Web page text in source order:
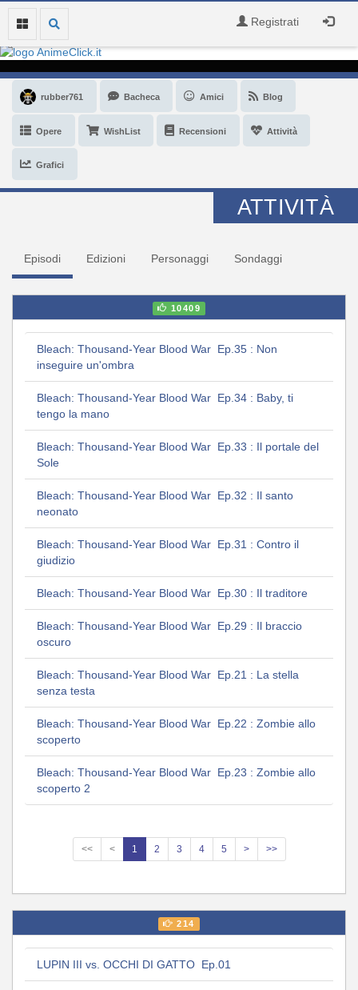
Registrati
rubber761 Bacheca Amici Blog
Opere WishList Recensioni Attività
Grafici
ATTIVITÀ
Episodi Edizioni Personaggi Sondaggi
10409
Bleach: Thousand-Year Blood War Ep.35 : Non
inseguire un'ombra
Bleach: Thousand-Year Blood War Ep.34 : Baby, ti
tengo la mano
Bleach: Thousand-Year Blood War Ep.33 : Il portale del
Sole
Bleach: Thousand-Year Blood War Ep.32 : Il santo
neonato
Bleach: Thousand-Year Blood War Ep.31 : Contro il
giudizio
Bleach: Thousand-Year Blood War Ep.30 : Il traditore
Bleach: Thousand-Year Blood War Ep.29 : Il braccio
oscuro
Bleach: Thousand-Year Blood War Ep.21 : La stella
senza testa
Bleach: Thousand-Year Blood War Ep.22 : Zombie allo
scoperto
Bleach: Thousand-Year Blood War Ep.23 : Zombie allo
scoperto 2
<< < 1 2 3 4 5 > >>
214
LUPIN III vs. OCCHI DI GATTO Ep.01